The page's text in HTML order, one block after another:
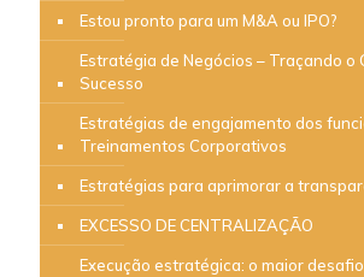
Estou pronto para um M&A ou IPO?
Estratégia de Negócios – Traçando o
Sucesso
Estratégias de engajamento dos
Treinamentos Corporativos
Estratégias para aprimorar a
EXCESSO DE CENTRALIZAÇÃO
Execução estratégica: o maior